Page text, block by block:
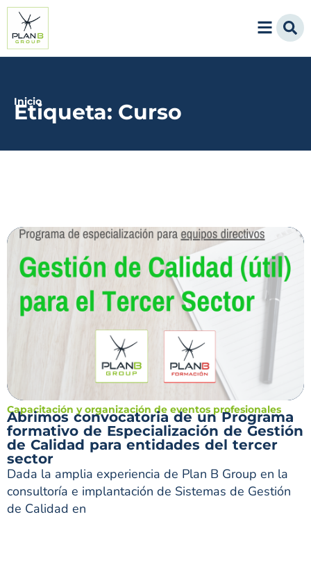
Inicio
Etiqueta: Curso
Capacitación y organización de eventos profesionales
Abrimos convocatoria de un Programa
formativo de Especialización de Gestión
de Calidad para entidades del tercer
sector
Dada la amplia experiencia de Plan B Group en la
consultoría e implantación de Sistemas de Gestión
de Calidad en